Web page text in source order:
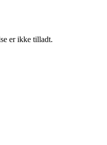
er ikke tilladt.